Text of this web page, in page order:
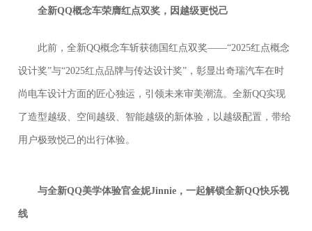
全新QQ概念车荣膺红点双奖 ，因越级更悦己
此前，全新QQ概念车斩获德国红点双奖——“2025红点概念
设计奖”与“2025红点品牌与传达设计奖”，彰显出奇瑞汽车在时
尚电车设计方面的匠心独运，引领未来审美潮流。全新QQ实现
了造型越级、空间越级、智能越级的新体验，以越级配置，带给
用户极致悦己的出行体验。
与全新QQ美学体验官金妮Jinnie ，一起解锁全新QQ快乐视
线